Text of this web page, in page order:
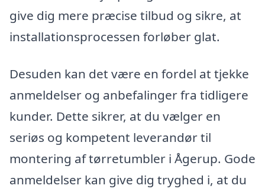
give dig mere præcise tilbud og sikre, at
installationsprocessen forløber glat.
Desuden kan det være en fordel at tjekke
anmeldelser og anbefalinger fra tidligere
kunder. Dette sikrer, at du vælger en
seriøs og kompetent leverandør til
montering af tørretumbler i Ågerup. Gode
anmeldelser kan give dig tryghed i, at du